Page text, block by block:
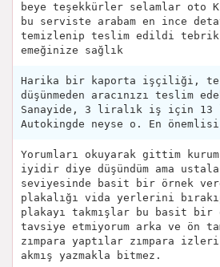
beye teşekkürler selamlar oto
bu serviste arabam en ince
temizlenip teslim edildi
emeğinize sağlık
Harika bir kaporta işçiliği,
düşünmeden aracınızı teslim
Sanayide, 3 liralık iş için
Autokingde neyse o. En
Yorumları okuyarak gittim
iyidir diye düşündüm ama
seviyesinde basit bir örnek
plakalığı vida yerlerini
plakayı takmışlar bu basit
tavsiye etmiyorum arka ve ön
zımpara yaptılar zımpara
akmış yazmakla bitmez.